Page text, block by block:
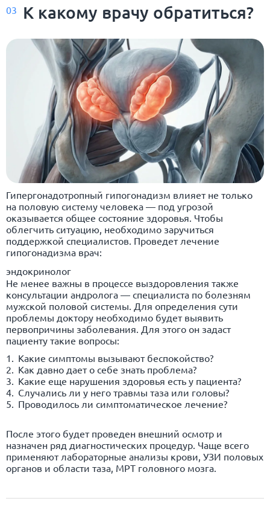
03 К какому врачу обратиться?
Гипергонадотропный гипогонадизм влияет не только
на половую систему человека — под угрозой
оказывается общее состояние здоровья. Чтобы
облегчить ситуацию, необходимо заручиться
поддержкой специалистов. Проведет лечение
гипогонадизма врач:
эндокринолог
Не менее важны в процессе выздоровления также
консультации андролога — специалиста по болезням
мужской половой системы. Для определения сути
проблемы доктору необходимо будет выявить
первопричины заболевания. Для этого он задаст
пациенту такие вопросы:
Какие симптомы вызывают беспокойство?
Как давно дает о себе знать проблема?
Какие еще нарушения здоровья есть у пациента?
Случались ли у него травмы таза или головы?
Проводилось ли симптоматическое лечение?
После этого будет проведен внешний осмотр и
назначен ряд диагностических процедур. Чаще всего
применяют лабораторные анализы крови, УЗИ половых
органов и области таза, МРТ головного мозга.